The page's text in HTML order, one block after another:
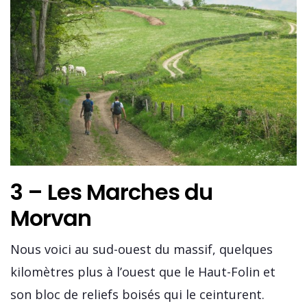
3 – Les Marches du
Morvan
Nous voici au sud-ouest du massif, quelques
kilomètres plus à l’ouest que le Haut-Folin et
son bloc de reliefs boisés qui le ceinturent.